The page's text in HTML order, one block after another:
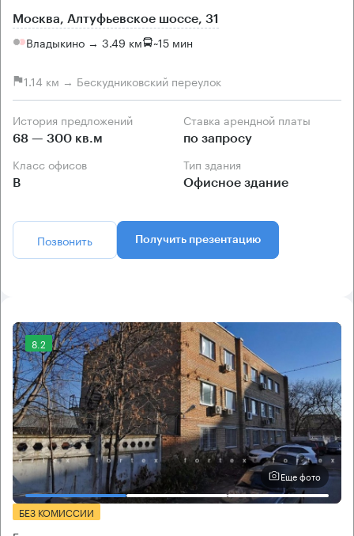
Москва, Алтуфьевское шоссе, 31
Владыкино → 3.49 км ~15 мин
1.14 км → Бескудниковский переулок
История предложений
68 — 300 кв.м
Ставка арендной платы
по запросу
Класс офисов
B
Тип здания
Офисное здание
Позвонить Получить презентацию
8.2
Еще фото
БЕЗ КОМИССИИ